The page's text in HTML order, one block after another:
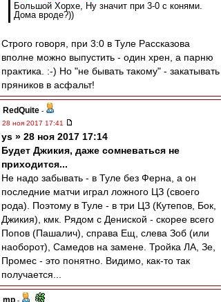
Большой Хорхе, Ну значит при 3-0 с конями.
Дома вроде?))
Строго говоря, при 3:0 в Туле Рассказова
вполне можно выпустить - один хрен, а парню
практика. :-) Но "не бывать такому" - закатывать
пряников в асфальт!
RedQuite -
28 ноя 2017 17:41
ys » 28 ноя 2017 17:14
Будет Джикия, даже сомневаться не
приходится...
Не надо забывать - в Туле без Ферна, а он
последние матчи играл ложного ЦЗ (своего
рода). Поэтому в Туле - в три ЦЗ (Кутепов, Бок,
Джикия), кмк. Рядом с Дениской - скорее всего
Попов (Пашалич), справа Ещ, слева Зоб (или
наоборот), Самедов на замене. Тройка ЛА, Зе,
Промес - это понятно. Видимо, как-то так
получается...
mp -